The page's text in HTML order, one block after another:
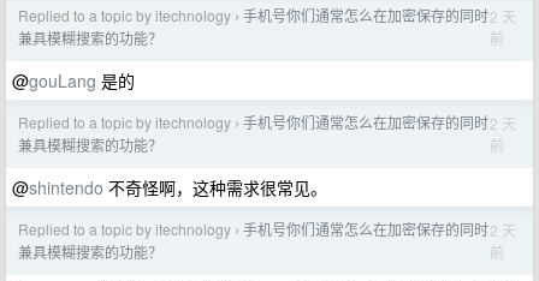
Replied to a topic by itechnology › 手机号你们通常怎么在加密保存的同时
兼具模糊搜索的功能？
2 天
前
@gouLang 是的
Replied to a topic by itechnology › 手机号你们通常怎么在加密保存的同时
兼具模糊搜索的功能？
2 天
前
@shintendo 不奇怪啊，这种需求很常见。
Replied to a topic by itechnology › 手机号你们通常怎么在加密保存的同时
兼具模糊搜索的功能？
2 天
前